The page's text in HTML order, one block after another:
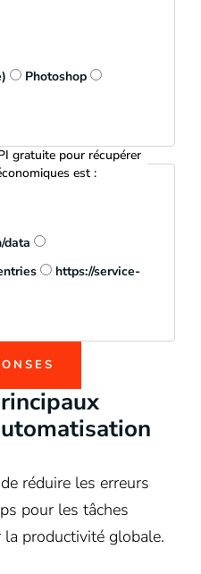
Photoshop
gratuite pour récupérer
est :
data
réduire les erreurs
pour les tâches
productivité globale.